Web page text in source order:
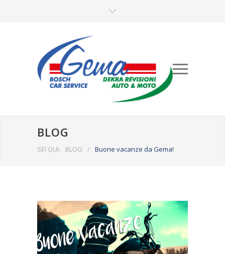
BLOG
SEI QUI: BLOG / Buone vacanze da Gema!